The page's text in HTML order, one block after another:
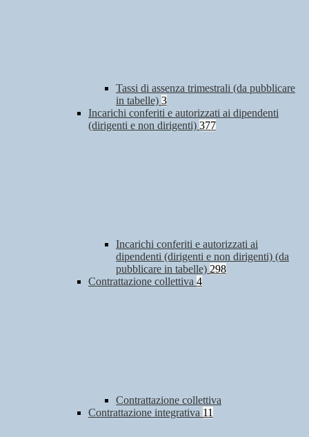
Tassi di assenza trimestrali (da pubblicare
in tabelle) 3
Incarichi conferiti e autorizzati ai dipendenti
(dirigenti e non dirigenti) 377
Incarichi conferiti e autorizzati ai
dipendenti (dirigenti e non dirigenti) (da
pubblicare in tabelle) 298
Contrattazione collettiva 4
Contrattazione collettiva
Contrattazione integrativa 11